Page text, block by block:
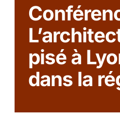
Présentation
Expertise
Projetspisé à
dans la